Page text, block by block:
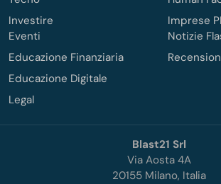
Investire
Imprese
Eventi
Educazione Finanziaria
Educazione Digitale
Legal
Notizie
Blast21 Srl
Via Aosta 4A
20155 Milano, Italia